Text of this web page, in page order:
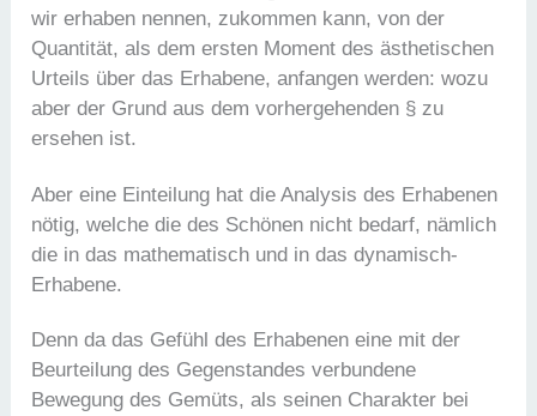
wir erhaben nennen, zukommen kann, von der
Quantität, als dem ersten Moment des ästhetischen
Urteils über das Erhabene, anfangen werden: wozu
aber der Grund aus dem vorhergehenden § zu
ersehen ist.
Aber eine Einteilung hat die Analysis des Erhabenen
nötig, welche die des Schönen nicht bedarf, nämlich
die in das mathematisch und in das dynamisch-
Erhabene.
Denn da das Gefühl des Erhabenen eine mit der
Beurteilung des Gegenstandes verbundene
Bewegung des Gemüts, als seinen Charakter bei